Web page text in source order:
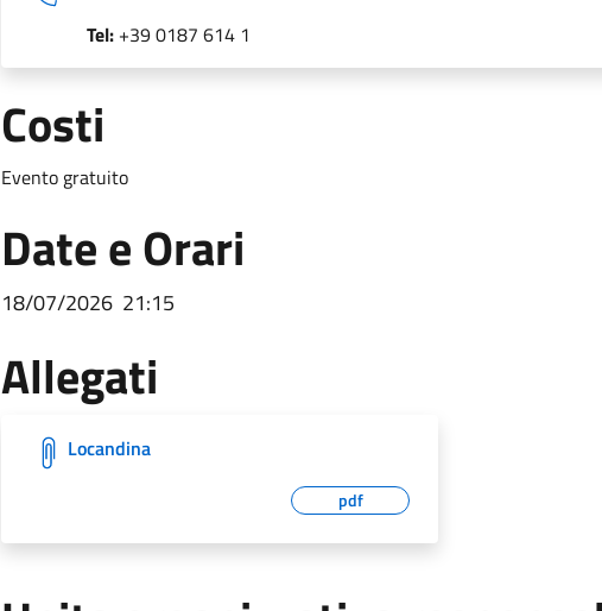
Tel: +39 0187 614 1
Costi
Evento gratuito
Date e Orari
18/07/2026 21:15
Allegati
Locandina
pdf